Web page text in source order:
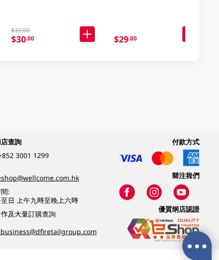
$32.00
$30.00 $29.00
查詢
3001 1299
:
日 上午九時至晚上六時
及大量訂購查詢
付款方式
關注我們
優質纲店認證